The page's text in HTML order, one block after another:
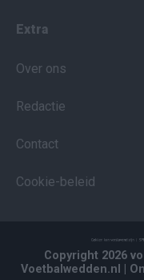
Extra
Over ons
Redactie
Contact
Cookie-beleid
Copyright 2026
Voetbalwedden.nl
|